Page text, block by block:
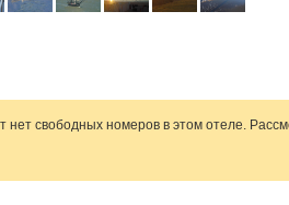
нет свободных номеров в этом отеле.